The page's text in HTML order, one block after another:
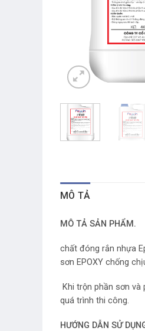
MÔ TẢ
MÔ TẢ SẢN PHẨM.
chất đóng rắn nhựa
sơn EPOXY chống
Khi trộn phần sơn
quá trình thi công.
HƯỚNG DẪN SỬ